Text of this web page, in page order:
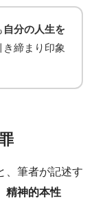
自分の人生を
き締まり印象
、筆者が記述す
精神的本性